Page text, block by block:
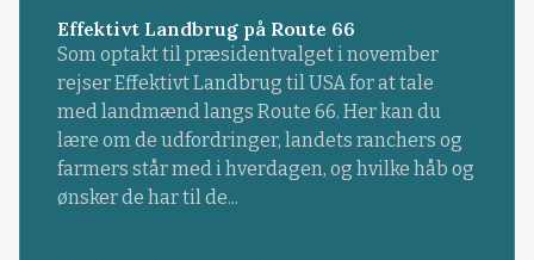
Effektivt Landbrug på Route 66
Som optakt til præsidentvalget i november
rejser Effektivt Landbrug til USA for at tale
med landmænd langs Route 66. Her kan du
lære om de udfordringer, landets ranchers og
farmers står med i hverdagen, og hvilke håb og
ønsker de har til de...